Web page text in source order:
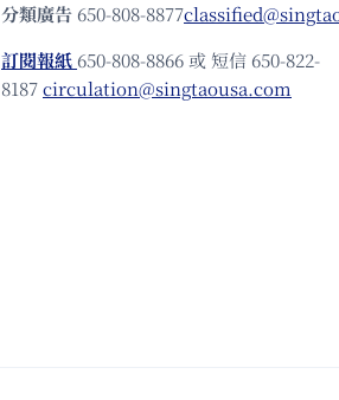
分類廣告 650-808-8877
訂閱報紙 650-808-8866 或 短信 650-822-
8187circulation@singtaousa.com